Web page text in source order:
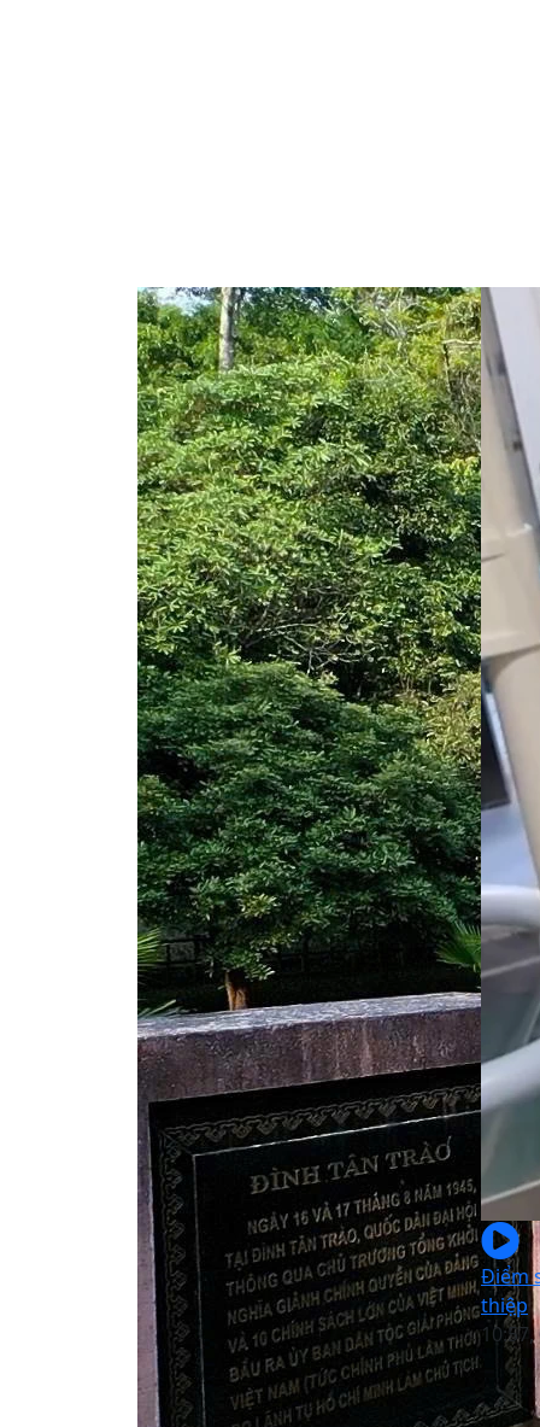
Điểm
thiệp